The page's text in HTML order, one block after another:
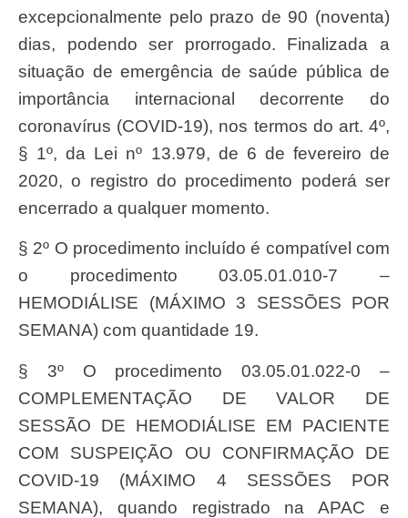
excepcionalmente pelo prazo de 90 (noventa)
dias, podendo ser prorrogado. Finalizada a
situação de emergência de saúde pública de
importância internacional decorrente do
coronavírus (COVID-19), nos termos do art. 4º,
§ 1º, da Lei nº 13.979, de 6 de fevereiro de
2020, o registro do procedimento poderá ser
encerrado a qualquer momento.
§ 2º O procedimento incluído é compatível com
o procedimento 03.05.01.010-7 –
HEMODIÁLISE (MÁXIMO 3 SESSÕES POR
SEMANA) com quantidade 19.
§ 3º O procedimento 03.05.01.022-0 –
COMPLEMENTAÇÃO DE VALOR DE
SESSÃO DE HEMODIÁLISE EM PACIENTE
COM SUSPEIÇÃO OU CONFIRMAÇÃO DE
COVID-19 (MÁXIMO 4 SESSÕES POR
SEMANA), quando registrado na APAC e